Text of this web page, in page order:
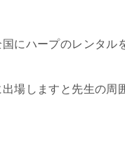
にハープのレンタル
場しますと先生の周